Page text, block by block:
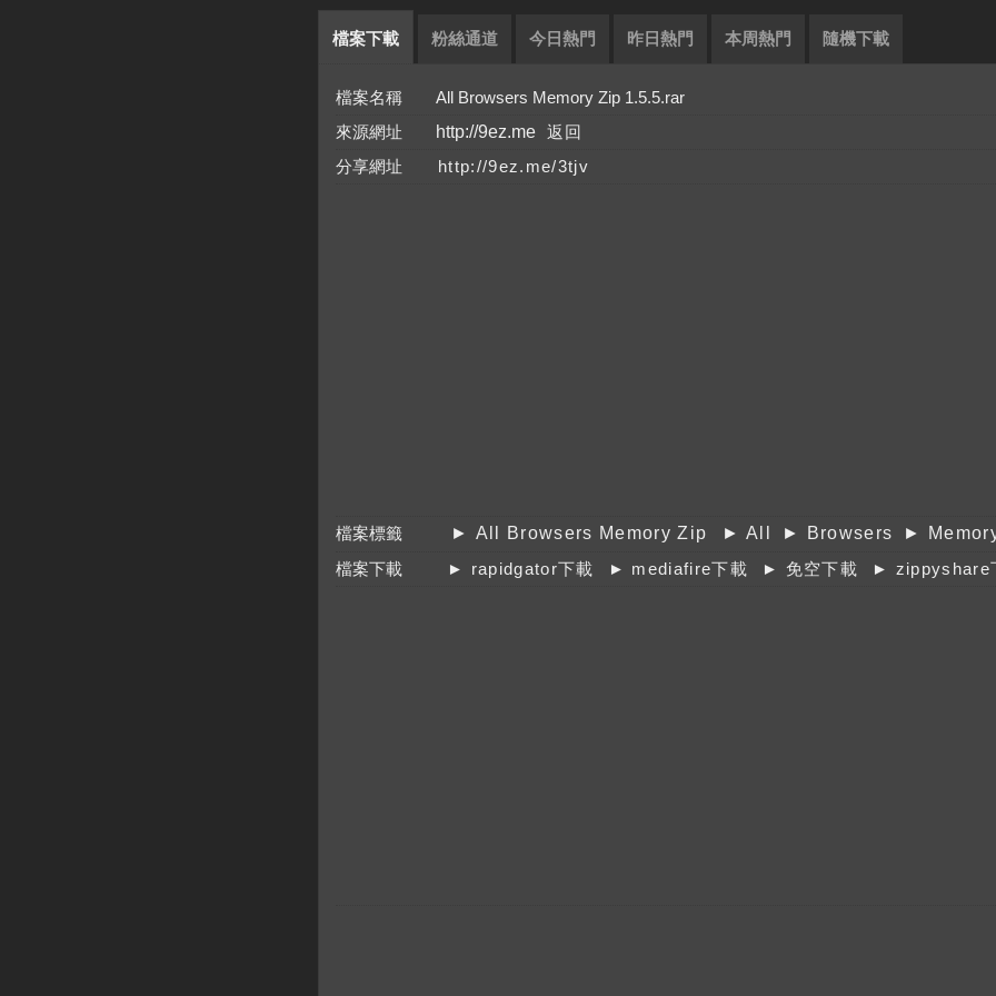
檔案下載 粉絲通道 今日熱門 昨日熱門 本周熱門 隨機下載
檔案名稱 All Browsers Memory Zip 1.5.5.rar
來源網址
http://9ez.me
分享網址
檔案標籤 ► All Browsers Memory Zip ► All ► Browsers ►
檔案下載